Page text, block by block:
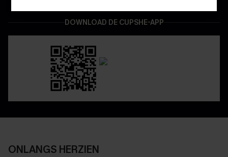
DOWNLOAD DE CUPSHE-APP
ONLANGS HERZIEN